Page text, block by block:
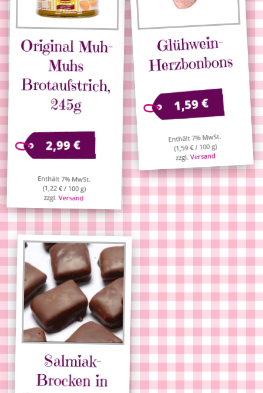
Original Muh-
Muhs
Brotaufstrich,
245g
2,99€
Enthält 7% MwSt.
(1,22€/ 100 g)
zzgl.Versand
Glühwein-
Herzbonbons
1,59€
Enthält 7% MwSt.
(1,59€/ 100 g)
zzgl.Versand
Salmiak-
Brocken in
Zartbitterschok